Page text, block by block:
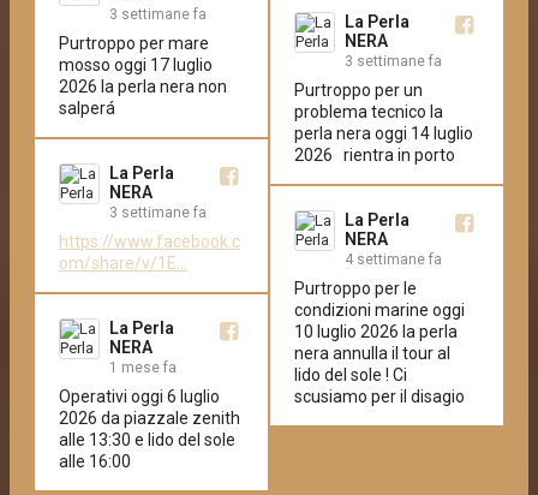
3 settimane fa
Purtroppo per mare
mosso oggi 17 luglio
2026 la perla nera non
salperá
La Perla
NERA
3 settimane fa
Purtroppo per un
problema tecnico la
perla nera oggi 14 luglio
2026   rientra in porto
La Perla
NERA
3 settimane fa
https://www.facebook.c
om/share/v/1E...
La Perla
NERA
4 settimane fa
Purtroppo per le
condizioni marine oggi
10 luglio 2026 la perla
nera annulla il tour al
lido del sole ! Ci
scusiamo per il disagio
La Perla
NERA
1 mese fa
Operativi oggi 6 luglio
2026 da piazzale zenith
alle 13:30 e lido del sole
alle 16:00